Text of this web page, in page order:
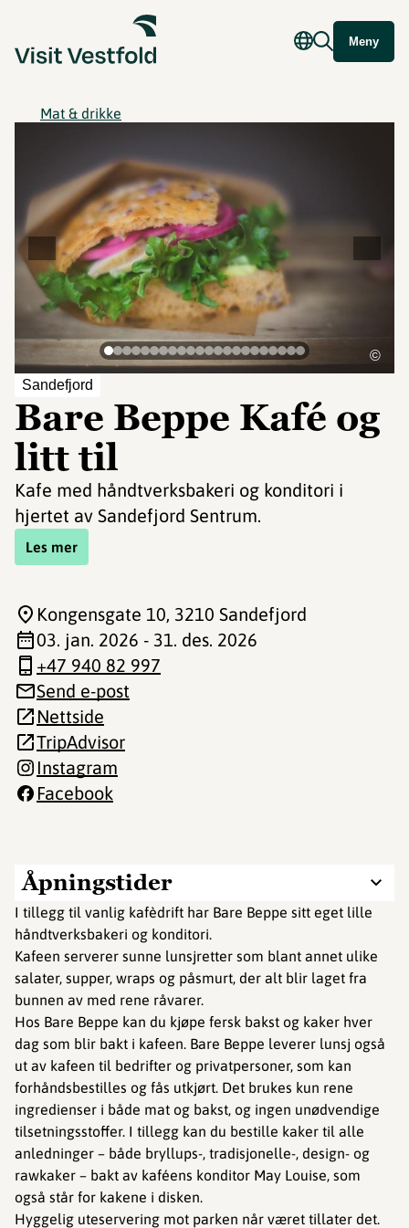
Meny
Mat & drikke
Sandefjord
Bare Beppe Kafé og
litt til
Kafe med håndtverksbakeri og konditori i
hjertet av Sandefjord Sentrum.
Les mer
©
Åpningstider
I tillegg til vanlig kafèdrift har Bare Beppe sitt eget lille
håndtverksbakeri og konditori.
Kafeen serverer sunne lunsjretter som blant annet ulike
salater, supper, wraps og påsmurt, der alt blir laget fra
bunnen av med rene råvarer.
Hos Bare Beppe kan du kjøpe fersk bakst og kaker hver
dag som blir bakt i kafeen. Bare Beppe leverer lunsj også
ut av kafeen til bedrifter og privatpersoner, som kan
forhåndsbestilles og fås utkjørt. Det brukes kun rene
ingredienser i både mat og bakst, og ingen unødvendige
tilsetningsstoffer. I tillegg kan du bestille kaker til alle
anledninger – både bryllups-, tradisjonelle-, design- og
rawkaker – bakt av kaféens konditor May Louise, som
også står for kakene i disken.
Hyggelig uteservering mot parken når været tillater det.
Kongensgate 10, 3210 Sandefjord
03. jan. 2026 - 31. des. 2026
+47 940 82 997
Send e-post
Nettside
TripAdvisor
Instagram
Facebook